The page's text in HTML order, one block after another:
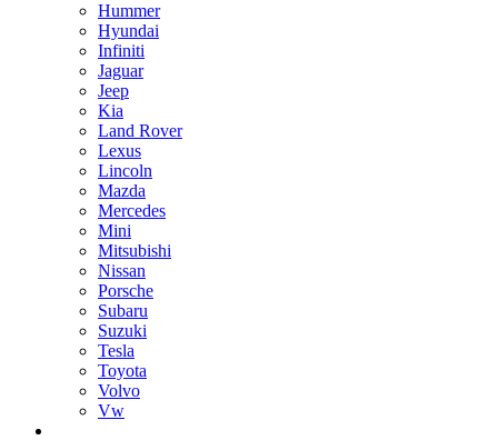
Hummer
Hyundai
Infiniti
Jaguar
Jeep
Kia
Land Rover
Lexus
Lincoln
Mazda
Mercedes
Mini
Mitsubishi
Nissan
Porsche
Subaru
Suzuki
Tesla
Toyota
Volvo
Vw